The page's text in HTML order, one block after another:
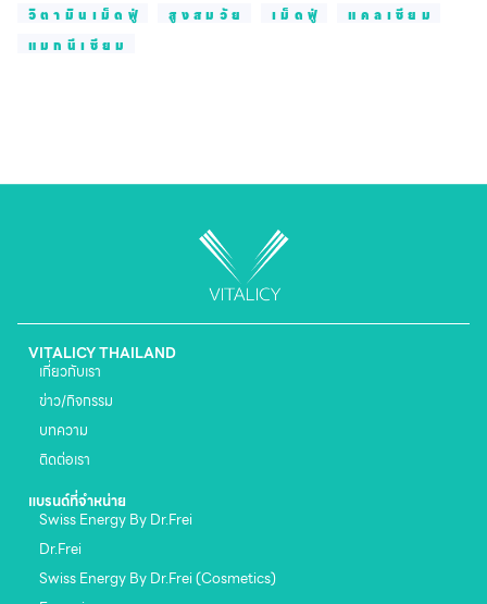
วิตามินเม็ดฟู่
สูงสมวัย เม็ดฟู่
แคลเซียม
แมกนีเซียม
VITALICY THAILAND
เกี่ยวกับเรา
ข่าว/กิจกรรม
บทความ
ติดต่อเรา
แบรนด์ที่จำหน่าย
Swiss Energy By Dr.Frei
Dr.Frei
Swiss Energy By Dr.Frei (Cosmetics)